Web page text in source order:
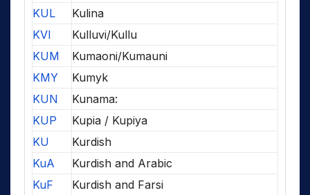
KUL
Kulina
KVI
Kulluvi/Kullu
KUM
Kumaoni/Kumauni
KMY
Kumyk
KUN
Kunama:
KUP
Kupia / Kupiya
KU
Kurdish
KuA
Kurdish and Arabic
KuF
Kurdish and Farsi